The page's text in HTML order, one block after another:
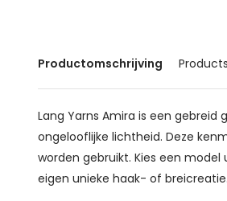
Productomschrijving
Lang Yarns Amira is een
ongelooflijke lichtheid. Deze
worden gebruikt. Kies een
eigen unieke haak- of